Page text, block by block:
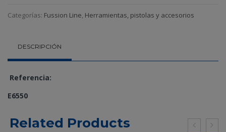
Categorías: Fussion Line Herramientas, pistolas y accesorios
DESCRIPCIÓN
Referencia:
E6550
Related Products